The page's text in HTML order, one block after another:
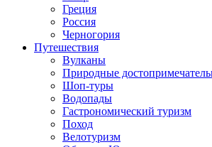
Греция
Россия
Черногория
Путешествия
Вулканы
Природные
Шоп-туры
Водопады
Гастрономический туризм
Поход
Велотуризм